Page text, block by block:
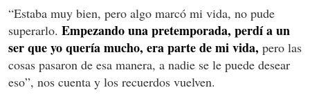
“Estaba muy bien, pero algo marcó mi vida, no pude
superarlo. Empezando una pretemporada, perdí a un
ser que yo quería mucho, era parte de mi vida, pero las
cosas pasaron de esa manera, a nadie se le puede desear
eso”, nos cuenta y los recuerdos vuelven.